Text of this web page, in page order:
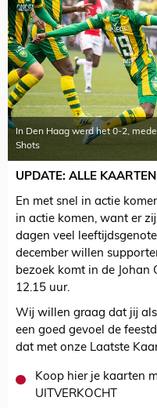
In Den Haag werd het 0-2,
Shots
UPDATE: ALLE
En met snel in actie
in actie komen, want er
dagen veel
december willen
bezoek komt in de Johan
12.15 uur.
Wij willen graag dat jij
een goed gevoel de
dat met onze Laatste
Koop hier je kaarten
UITVERKOCHT